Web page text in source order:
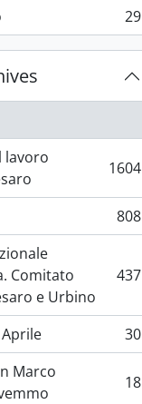
29
lavoro
1604
808
Comitato
e Urbino
437
Aprile
30
Marco
18